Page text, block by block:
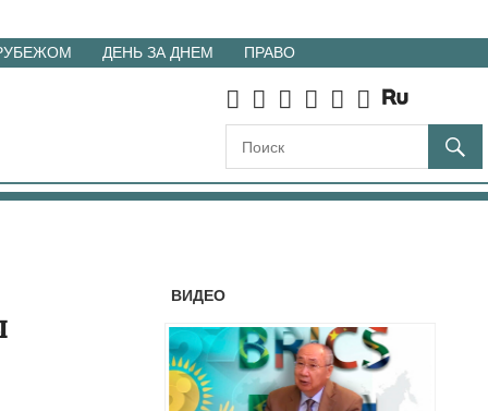
ДЕНЬ ЗА ДНЕМ ПРАВО
ВИДЕО